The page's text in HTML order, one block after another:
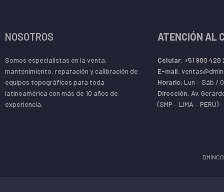
NOSOTROS
Somos especialistas en la venta,
mantenimiento, reparación y calibración de
equipos topográficos para toda
latinoamérica con más de 10 años de
experiencia.
ATENCIÓN AL
Celular: +51 980 428
E-mail:
Horario: Lun – Sáb /
Dirección: Av.
(SMP – LIMA – PERÚ)